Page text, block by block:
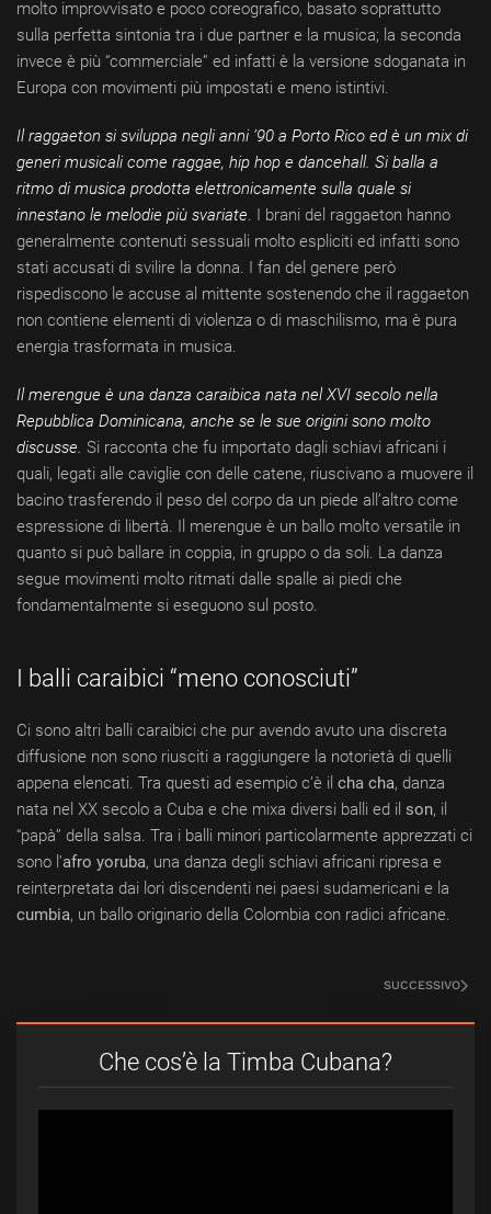
molto improvvisato e poco coreografico, basato soprattutto
sulla perfetta sintonia tra i due partner e la musica; la seconda
invece è più “commerciale” ed infatti è la versione sdoganata in
Europa con movimenti più impostati e meno istintivi.
Ilraggaeton si sviluppa negli anni ’90 a Porto Rico ed è un mix di
generi musicali come raggae, hip hop e dancehall. Si balla a
ritmo di musica prodotta elettronicamente sulla quale si
innestano le melodie più svariate. I brani del raggaeton hanno
generalmente contenuti sessuali molto espliciti ed infatti sono
stati accusati di svilire la donna. I fan del genere però
rispediscono le accuse al mittente sostenendo che il raggaeton
non contiene elementi di violenza o di maschilismo, ma è pura
energia trasformata in musica.
Ilmerengue è una danza caraibica nata nel XVI secolo nella
Repubblica Dominicana, anche se le sue origini sono molto
discusse. Si racconta che fu importato dagli schiavi africani i
quali, legati alle caviglie con delle catene, riuscivano a muovere il
bacino trasferendo il peso del corpo da un piede all’altro come
espressione di libertà. Il merengue è un ballo molto versatile in
quanto si può ballare in coppia, in gruppo o da soli. La danza
segue movimenti molto ritmati dalle spalle ai piedi che
fondamentalmente si eseguono sul posto.
I balli caraibici “meno conosciuti”
Ci sono altri balli caraibici che pur avendo avuto una discreta
diffusione non sono riusciti a raggiungere la notorietà di quelli
appena elencati. Tra questi ad esempio c’è il cha cha, danza
nata nel XX secolo a Cuba e che mixa diversi balli ed il son, il
“papà” della salsa. Tra i balli minori particolarmente apprezzati ci
sono l’afro yoruba, una danza degli schiavi africani ripresa e
reinterpretata dai lori discendenti nei paesi sudamericani e la
cumbia, un ballo originario della Colombia con radici africane.
SUCCESSIVO
Che cos’è la Timba Cubana?